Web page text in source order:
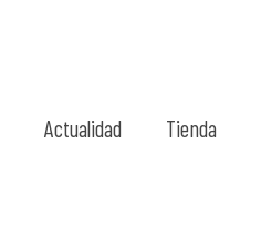
Actualidad Tienda